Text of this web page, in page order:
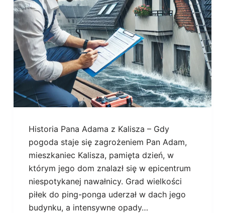
Historia Pana Adama z Kalisza – Gdy
pogoda staje się zagrożeniem Pan Adam,
mieszkaniec Kalisza, pamięta dzień, w
którym jego dom znalazł się w epicentrum
niespotykanej nawałnicy. Grad wielkości
piłek do ping-ponga uderzał w dach jego
budynku, a intensywne opady…